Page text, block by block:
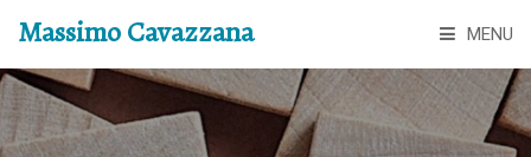
Massimo Cavazzana MENU